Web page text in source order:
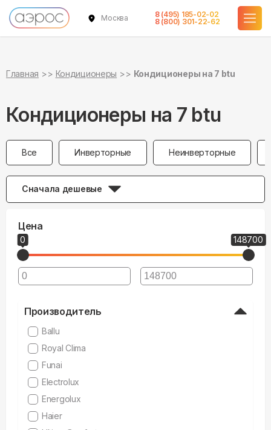
Москва
8 (495) 185-02-02
8 (800) 301-22-62
Главная Кондиционеры Кондиционеры на 7 btu
Кондиционеры на 7 btu
Все Инверторные Неинверторные
Сначала дешевые
Цена
0 148700
Производитель
Ballu
Royal Clima
Funai
Electrolux
Energolux
Haier
Кондиционеры 20 кв.м. 7 btu 2 кВт в Москве в официальном